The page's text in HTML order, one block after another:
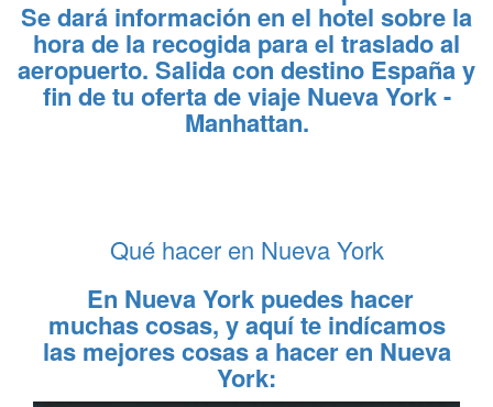
Se dará información en el hotel sobre la
hora de la recogida para el traslado al
aeropuerto. Salida con destino España y
fin de tu oferta de viaje Nueva York -
Manhattan.
Qué hacer en Nueva York
En Nueva York puedes hacer
muchas cosas, y aquí te indícamos
las mejores cosas a hacer en Nueva
York: